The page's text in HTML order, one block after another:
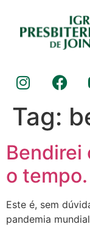
Tag:
Bendirei
o tempo.
Este é, sem
pandemia